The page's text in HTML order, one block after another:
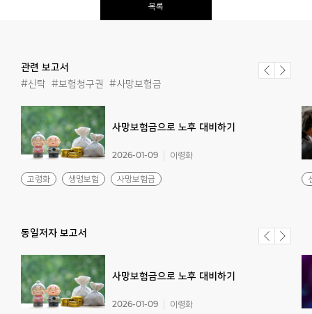
목록
관련 보고서
#신탁 #보험청구권 #사망보험금
사망보험금으로 노후 대비하기
고령화 생명보험 사망보험금
2026-01-09 이령화
동일저자 보고서
사망보험금으로 노후 대비하기
2026-01-09 이령화